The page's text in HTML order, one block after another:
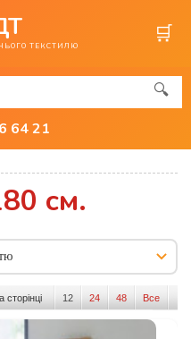
ТЕКСТИЛЮ 🛒
🔍
64 21
см.
сторінці 12 24 48 Все